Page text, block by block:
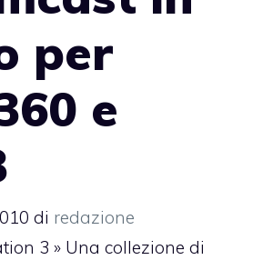
per
e
di redazione
3 » Una collezione di